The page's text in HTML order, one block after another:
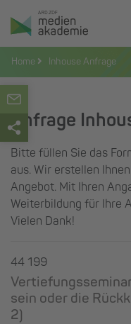
Zum
Inhalt
springen
Home Inhouse Anfrage
Anfrage
Bitte füllen Sie das
aus. Wir erstellen
Angebot. Mit Ihren
Weiterbildung für Ihre
Vielen Dank!
44 199
sein oder die
2)